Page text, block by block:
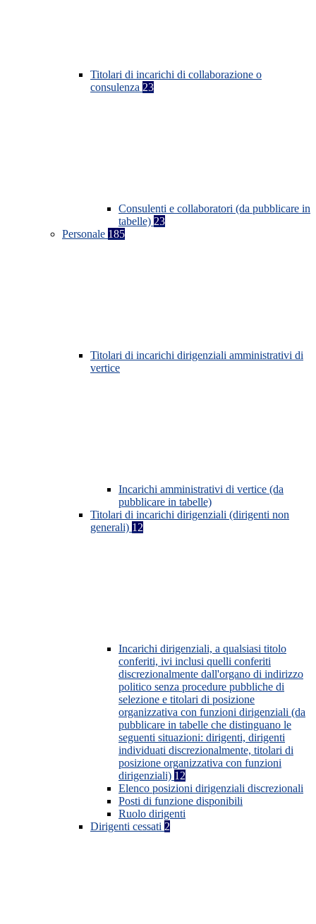
Titolari di incarichi di collaborazione o
consulenza 23
Consulenti e collaboratori (da pubblicare in
tabelle) 23
Personale 185
Titolari di incarichi dirigenziali amministrativi di
vertice
Incarichi amministrativi di vertice (da
pubblicare in tabelle)
Titolari di incarichi dirigenziali (dirigenti non
generali) 12
Incarichi dirigenziali, a qualsiasi titolo
conferiti, ivi inclusi quelli conferiti
discrezionalmente dall'organo di indirizzo
politico senza procedure pubbliche di
selezione e titolari di posizione
organizzativa con funzioni dirigenziali (da
pubblicare in tabelle che distinguano le
seguenti situazioni: dirigenti, dirigenti
individuati discrezionalmente, titolari di
posizione organizzativa con funzioni
dirigenziali) 12
Elenco posizioni dirigenziali discrezionali
Posti di funzione disponibili
Ruolo dirigenti
Dirigenti cessati 2